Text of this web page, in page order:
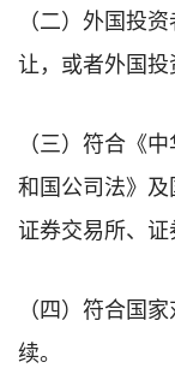
（二）外国投
让，或者外国投
（三）符合《
和国公司法》及
证券交易所、证
（四）符合国
续。